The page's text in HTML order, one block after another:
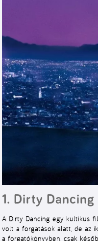
1. Dirty
A Dirty Dancing egy kultikus
volt a forgatások alatt, de az
a forgatókönyvben, csak